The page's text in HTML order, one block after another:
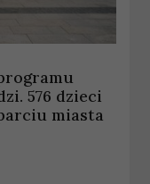
576 dzieci
miasta